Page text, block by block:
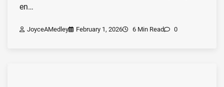
en…
JoyceAMedley February 1, 2026 6 Min Read 0